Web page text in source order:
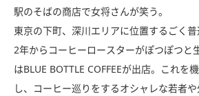
駅のそばの商店で女将さんが笑う。
東京の下町、深川エリアに位置するごく
2年からコーヒーロースターがぽつぽつと
はBLUE BOTTLE COFFEEが出店。これを
し、コーヒー巡りをするオシャレな若者